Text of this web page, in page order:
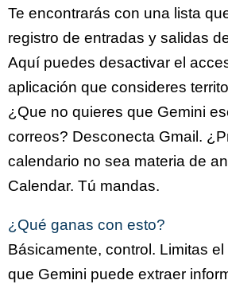
Te encontrarás con una lista
registro de entradas y salidas
Aquí puedes desactivar el
aplicación que consideres
¿Que no quieres que Gemini
correos? Desconecta Gmail.
calendario no sea materia de
Calendar. Tú mandas.
¿Qué ganas con esto?
Básicamente, control. Limitas el
que Gemini puede extraer